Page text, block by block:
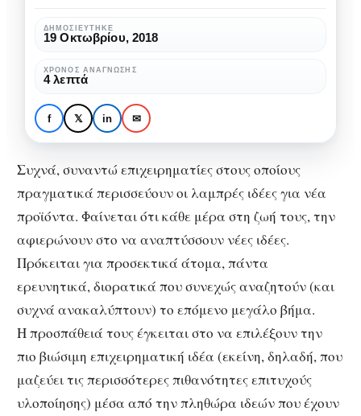
ΕΠΙΧΕΙΡΗΜΑΤΙΚΌΤΗΤΑ
Bήματα για μια
κερδοφόρα
επιχειρηματική ιδέα
μια
κερδοφόρα
επιχειρηματική
ιδέα
ΔΗΜΟΣΙΕΎΤΗΚΕ
19 Οκτωβρίου, 2018
ΧΡΌΝΟΣ ΑΝΆΓΝΩΣΗΣ
4 λεπτά
f 𝕏 in ✉
Συχνά, συναντώ επιχειρηματίες στους οποίους
πραγματικά περισσεύουν οι λαμπρές ιδέες για νέα
προϊόντα. Φαίνεται ότι κάθε μέρα στη ζωή τους, την
αφιερώνουν στο να αναπτύσσουν νέες ιδέες.
Πρόκειται για προσεκτικά άτομα, πάντα
ερευνητικά, διορατικά που συνεχώς αναζητούν (και
συχνά ανακαλύπτουν) το επόμενο μεγάλο βήμα.
Η προσπάθειά τους έγκειται στο να επιλέξουν την
πιο βιώσιμη επιχειρηματική ιδέα (εκείνη, δηλαδή, που
μαζεύει τις περισσότερες πιθανότητες επιτυχούς
υλοποίησης) μέσα από την πληθώρα ιδεών που έχουν